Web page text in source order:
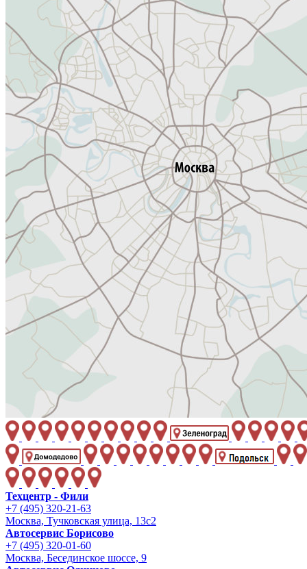
Техцентр - Фили
+7 (495) 320-21-63
Москва, Тучковская улица, 13с2
Автосервис Борисово
+7 (495) 320-01-60
Москва, Бесединское шоссе, 9